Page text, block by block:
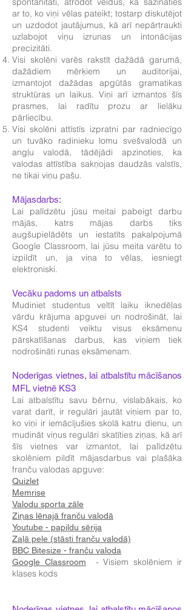
ar to, ko viņi vēlas pateikt; tostarp diskutējot
un uzdodot jautājumus, kā arī nepārtraukti
uzlabojot viņu izrunas un intonācijas
precizitāti.
Visi skolēni varēs rakstīt dažādā garumā,
dažādiem mērķiem un auditorijai,
izmantojot dažādas apgūtās gramatikas
struktūras un laikus. Viņi arī izmantos šīs
prasmes, lai radītu prozu ar lielāku
pārliecību.
Visi skolēni attīstīs izpratni par radniecīgo
un tuvāko radinieku lomu svešvalodā un
angļu valodā, tādējādi apzinoties, ka
valodas attīstība sakņojas daudzās valstīs,
ne tikai viņu pašu.
Mājasdarbs:
Lai palīdzētu jūsu meitai pabeigt darbu
mājās, katrs mājas darbs tiks
augšupielādēts un iestatīts pakalpojumā
Google Classroom, lai jūsu meita varētu to
izpildīt un, ja viņa to vēlas, iesniegt
elektroniski.
Vecāku padoms un atbalsts
Mudiniet studentus veltīt laiku iknedēļas
vārdu krājuma apguvei un nodrošināt, lai
KS4 studenti veiktu visus eksāmenu
pārskatīšanas darbus, kas viņiem tiek
nodrošināti runas eksāmenam.
Noderīgas vietnes, lai atbalstītu mācīšanos
MFL vietnē KS3
Lai atbalstītu savu bērnu, vislabākais, ko
varat darīt, ir regulāri jautāt viņiem par to,
ko viņi ir iemācījušies skolā katru dienu, un
mudināt viņus regulāri skatīties ziņas, kā arī
šīs vietnes var izmantot, lai palīdzētu
skolēniem pildīt mājasdarbus vai plašāka
franču valodas apguve:
Quizlet
Memrise
Valodu sporta zāle
Ziņas lēnajā franču valodā
Youtube - papildu sērija
Zaļā pele (stāsti franču valodā)
BBC Bitesize - franču valoda
Google Classroom
- Visiem skolēniem ir
klases kods